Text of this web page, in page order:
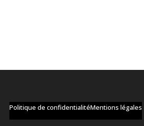
Politique de confidentialitéMentions légales